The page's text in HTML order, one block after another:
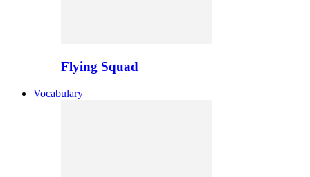
Flying Squad
Vocabulary